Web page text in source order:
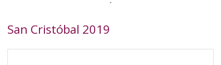
San Cristóbal 2019